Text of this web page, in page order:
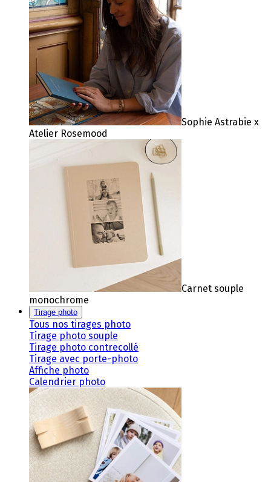
Sophie Astrabie x
Atelier Rosemood
Carnet souple
monochrome
Tirage photo
Tous nos tirages photo
Tirage photo souple
Tirage photo contrecollé
Tirage avec porte-photo
Affiche photo
Calendrier photo